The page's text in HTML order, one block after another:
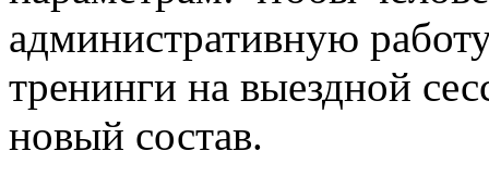
административную
тренинги на выездной
новый состав.